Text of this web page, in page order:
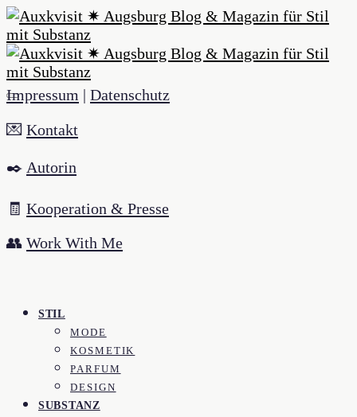
Impressum | Datenschutz
💌 Kontakt
✒️ Autorin
🧾 Kooperation & Presse
👥 Work With Me
STIL
MODE
KOSMETIK
PARFUM
DESIGN
SUBSTANZ